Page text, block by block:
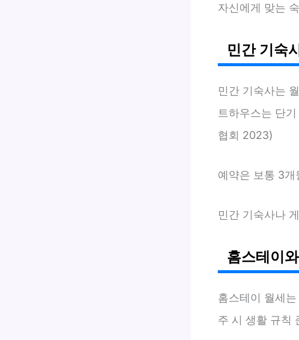
자신에게 맞는
민간 기숙
민간 기숙사는
트하우스는 단
협회 2023)
예약은 보통 3
민간 기숙사나
홈스테이
홈스테이 월세는
주 시 생활 규칙